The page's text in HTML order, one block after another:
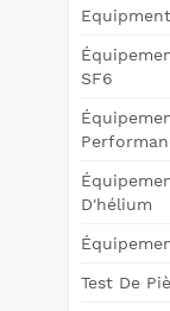
Equipment
SF6
D'hélium
Test De